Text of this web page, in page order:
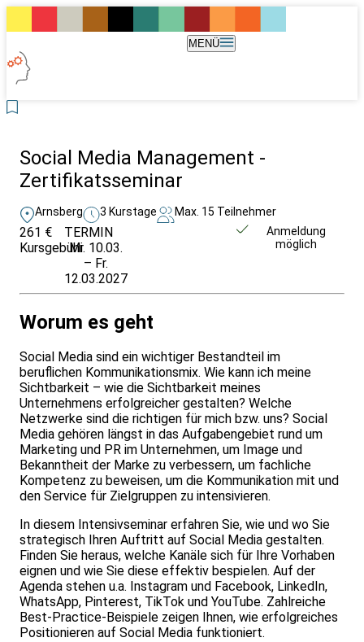
MENÜ
Social Media Management -
Zertifikatsseminar
Arnsberg 3 Kurstage Max. 15 Teilnehmer
261 €
Kursgebühr
TERMIN
Mi. 10.03.
– Fr.
12.03.2027
Anmeldung
möglich
Worum es geht
Social Media sind ein wichtiger Bestandteil im
beruflichen Kommunikationsmix. Wie kann ich meine
Sichtbarkeit – wie die Sichtbarkeit meines
Unternehmens erfolgreicher gestalten? Welche
Netzwerke sind die richtigen für mich bzw. uns? Social
Media gehören längst in das Aufgabengebiet rund um
Marketing und PR im Unternehmen, um Image und
Bekanntheit der Marke zu verbessern, um fachliche
Kompetenz zu beweisen, um die Kommunikation mit und
den Service für Zielgruppen zu intensivieren.
In diesem Intensivseminar erfahren Sie, wie und wo Sie
strategisch Ihren Auftritt auf Social Media gestalten.
Finden Sie heraus, welche Kanäle sich für Ihre Vorhaben
eignen und wie Sie diese effektiv bespielen. Auf der
Agenda stehen u.a. Instagram und Facebook, LinkedIn,
WhatsApp, Pinterest, TikTok und YouTube. Zahlreiche
Best-Practice-Beispiele zeigen Ihnen, wie erfolgreiches
Positionieren auf Social Media funktioniert.